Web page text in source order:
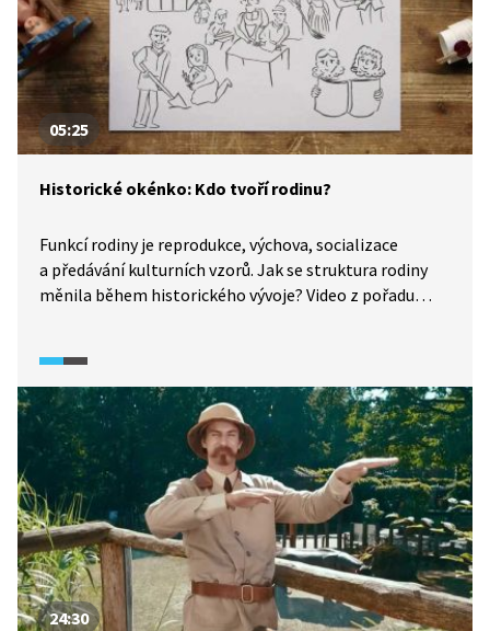
05:25
Historické okénko: Kdo tvoří rodinu?
Funkcí rodiny je reprodukce, výchova, socializace
a předávání kulturních vzorů. Jak se struktura rodiny
měnila během historického vývoje? Video z pořadu
po čas novověku, kdy se objevuje výraz „tradiční rodina",
poplatný pro současný svět.
24:30